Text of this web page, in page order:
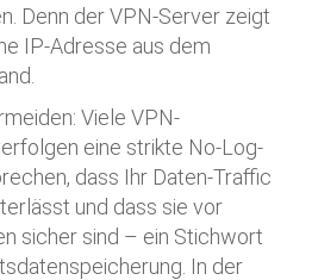
Denn der VPN-Server zeigt
IP-Adresse aus dem
Viele VPN-
eine strikte No-Log-
dass Ihr Daten-Traffic
und dass sie vor
sicher sind – ein Stichwort
In der